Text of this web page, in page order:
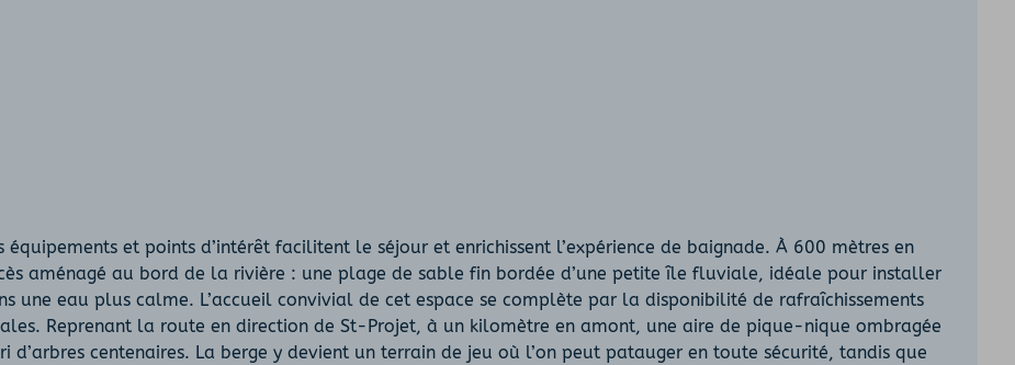
et points d’intérêt facilitent le séjour et enrichissent l’expérience de baignade. À 600 mètres en
aménagé au bord de la rivière : une plage de sable fin bordée d’une petite île fluviale, idéale pour installer
une eau plus calme. L’accueil convivial de cet espace se complète par la disponibilité de rafraîchissements
Reprenant la route en direction de St-Projet, à un kilomètre en amont, une aire de pique-nique ombragée
d’arbres centenaires. La berge y devient un terrain de jeu où l’on peut patauger en toute sécurité, tandis que